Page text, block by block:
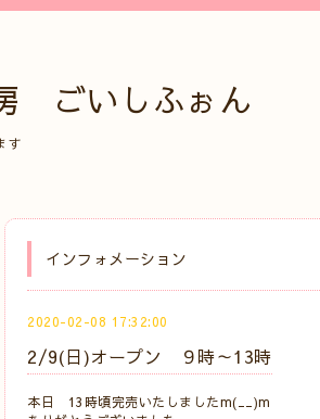
ごいしふぉん
す
インフォメーション
2020-02-08 17:32:00
2/9(日)オープン ９時～13時
本日 13時頃完売いたしましたm(__)m